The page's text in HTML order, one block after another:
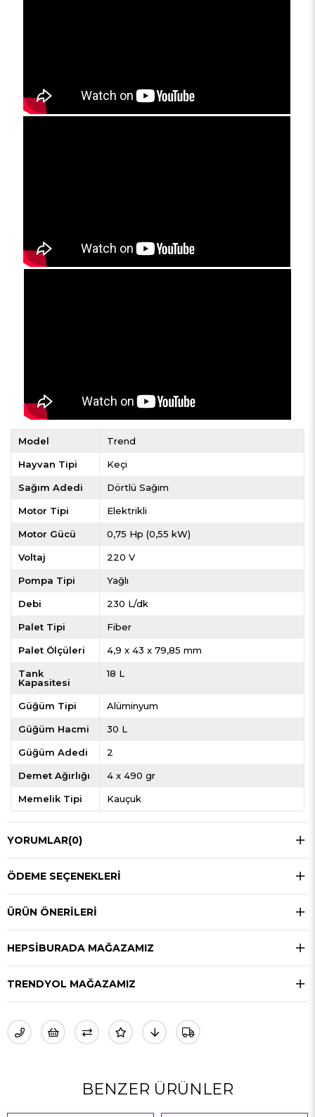
Model Trend
Hayvan Tipi Keçi
Sağım Adedi Dörtlü Sağım
Motor Tipi Elektrikli
Motor Gücü 0,75 Hp (0,55 kW)
Voltaj 220 V
Pompa Tipi Yağlı
Debi 230 L/dk
Palet Tipi Fiber
Palet Ölçüleri 4,9 x 43 x 79,85 mm
Tank
Kapasitesi
18 L
Güğüm Tipi Alüminyum
Güğüm Hacmi 30 L
Güğüm Adedi 2
Demet Ağırlığı 4 x 490 gr
Memelik Tipi Kauçuk
YORUMLAR(0)
ÖDEME SEÇENEKLERI
ÜRÜN ÖNERILERI
HEPSIBURADA MAĞAZAMIZ
TRENDYOL MAĞAZAMIZ
BENZER ÜRÜNLER